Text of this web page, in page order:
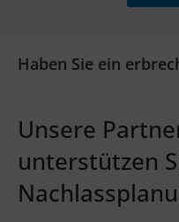
Haben Sie ein
Unsere
unterstützen